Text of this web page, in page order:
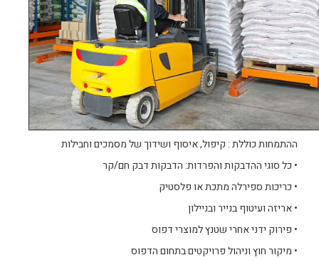
ההתמחות כוללת : קיפול, איסוף ושידוך של מסמכים וחבילות
• כל סוגי ההדבקות והפרדות: הדבקות דבק חם/קר
• כריכות ספירלה מתכת או פלסטיק
• אריזה ועיטוף בנייר ובניילון
• פירוק ידני אחרי שטנץ למוצרי דפוס
• מיקור חוץ וניהול פרויקטים בתחום הדפוס